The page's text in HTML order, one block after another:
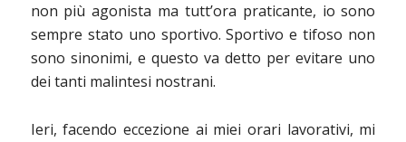
non più agonista ma tutt’ora praticante, io sono
sempre stato uno sportivo. Sportivo e tifoso non
sono sinonimi, e questo va detto per evitare uno
dei tanti malintesi nostrani.
Ieri, facendo eccezione ai miei orari lavorativi, mi